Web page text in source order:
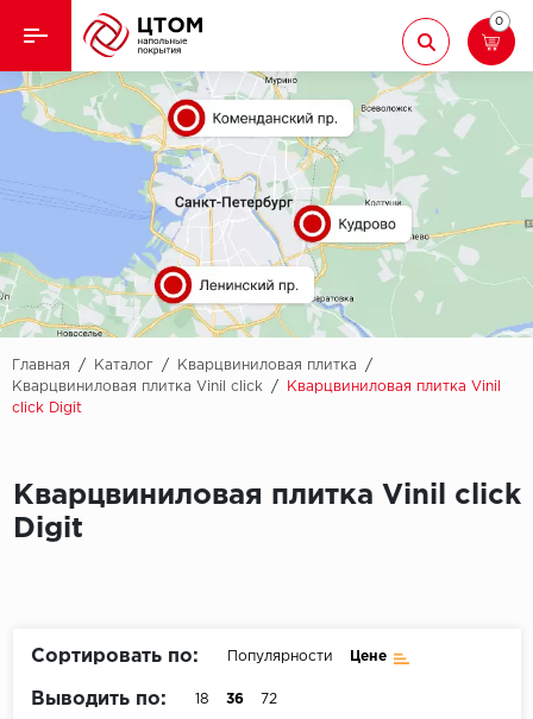
Назад
Кварцвиниловая плитка
Назад
Aberhof
Adelar
Alfa
AllureFloor
Ламинат
Ковролин
Линолеум
Паркет
Паркетная доска
Подложка
0
Главная / Каталог / Кварцвиниловая плитка
/
Кварцвиниловая плитка Vinil click
/
Кварцвиниловая плитка Vinil
click Digit
Кварцвиниловая плитка Vinil click
Digit
Сортировать по: Популярности Цене
Выводить по: 18 36 72